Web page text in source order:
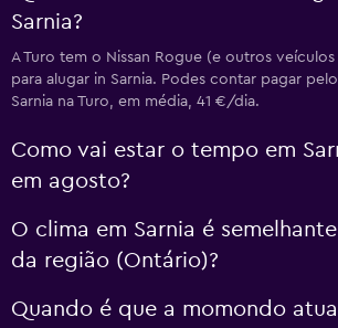
Sarnia?
A Turo tem o Nissan Rogue (e outros veículos
para alugar in Sarnia. Podes contar pagar
Sarnia na Turo, em média, 41 €/dia.
Como vai estar o tempo em
em agosto?
O clima em Sarnia é
da região (Ontário)?
Quando é que a momondo